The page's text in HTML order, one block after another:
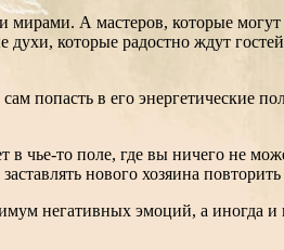
А мастеров, которые могут
которые радостно ждут
попасть в его энергетические
чье-то поле, где вы ничего не
нового хозяина
негативных эмоций, а иногда и